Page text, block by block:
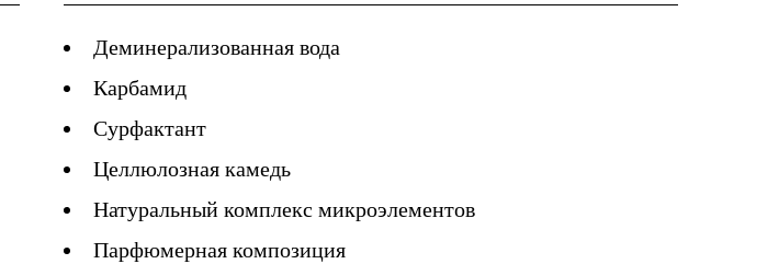
Деминерализованная вода
Карбамид
Сурфактант
Целлюлозная камедь
Натуральный комплекс микроэлементов
Парфюмерная композиция